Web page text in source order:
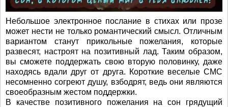
Небольшое электронное послание в стихах или прозе
может нести не только романтический смысл. Отличным
вариантом станут прикольные пожелания, которые
развесят, настроят на позитивный лад. Таким образом,
вы сможете поддержать свою вторую половинку, даже
находясь вдали друг от друга. Короткие веселые СМС
несомненно согреют душу, взбодрят, ведь они являются
своеобразным жестом поддержки.
В качестве позитивного пожелания на сон грядущий